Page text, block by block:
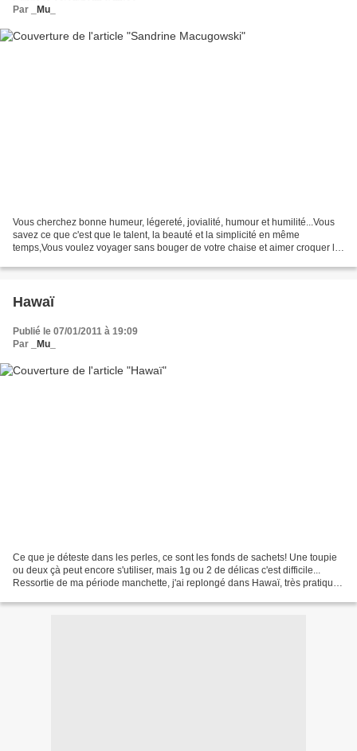
Par
_Mu_
Vous cherchez bonne humeur, légereté, jovialité, humour et humilité...Vous
savez ce que c'est que le talent, la beauté et la simplicité en même
temps,Vous voulez voyager sans bouger de votre chaise et aimer croquer la
Hawaï
Publié le 07/01/2011 à 19:09
Par
_Mu_
Ce que je déteste dans les perles, ce sont les fonds de sachets! Une toupie
ou deux çà peut encore s'utiliser, mais 1g ou 2 de délicas c'est difficile...
Ressortie de ma période manchette, j'ai replongé dans Hawaï, très pratique